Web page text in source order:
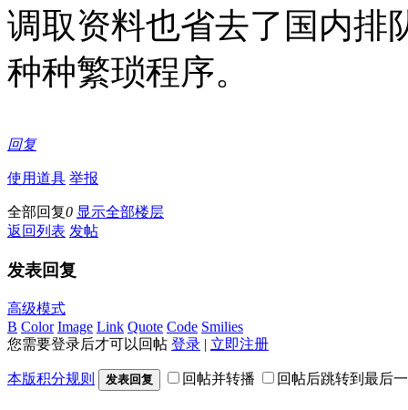
调取资料也省去了国内排
种种繁琐程序。
回复
使用道具 举报
全部回复0 显示全部楼层
返回列表 发帖
发表回复
高级模式
B Color Image Link Quote Code Smilies
您需要登录后才可以回帖 登录 | 立即注册
本版积分规则 发表回复 回帖并转播 回帖后跳转到最后